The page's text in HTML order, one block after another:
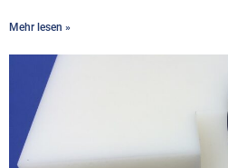
Mehr lesen »